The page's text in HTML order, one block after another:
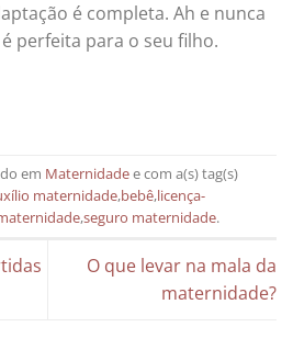
é completa. Ah e nunca
perfeita para o seu filho.
em Maternidadee com a(s) tag(s)
maternidade,bebê,licença-
,seguro maternidade.
O que levar na mala da
maternidade?